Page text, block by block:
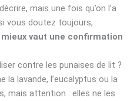
mais une fois qu’on l’a
vous doutez toujours,
mieux vaut une confirmation
contre les punaises de lit ?
la lavande, l’eucalyptus ou la
mais attention : elles ne les